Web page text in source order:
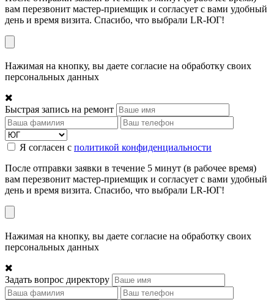
вам перезвонит мастер-приемщик и согласует с вами удобный
день и время визита. Спасибо, что выбрали LR-ЮГ!
Нажимая на кнопку, вы даете согласие на обработку своих
персональных данных
Быстрая запись на ремонт
Я согласен с политикой конфиденциальности
После отправки заявки в течение 5 минут (в рабочее время)
вам перезвонит мастер-приемщик и согласует с вами удобный
день и время визита. Спасибо, что выбрали LR-ЮГ!
Нажимая на кнопку, вы даете согласие на обработку своих
персональных данных
Задать вопрос директору